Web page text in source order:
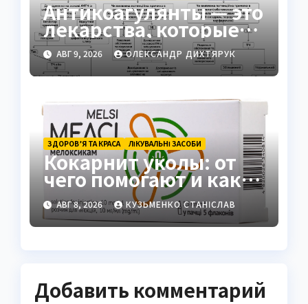
Антикоагулянты — это
лекарства, которые
контролируют
свёртывание крови
АВГ 9, 2026 ОЛЕКСАНДР ДИХТЯРУК
ЗДОРОВ’Я ТА КРАСА ЛІКУВАЛЬНІ ЗАСОБИ
Кокарнит уколы: от
чего помогают и как
работают
АВГ 8, 2026 КУЗЬМЕНКО СТАНІСЛАВ
Добавить комментарий